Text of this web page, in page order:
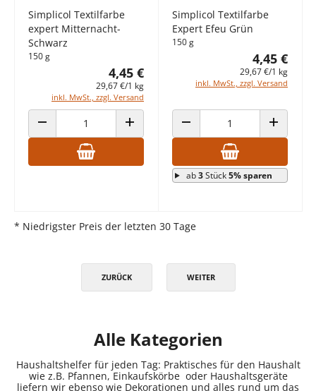
Simplicol Textilfarbe
expert Mitternacht-
Schwarz
150 g
4,45 €
29,67 €/1 kg
inkl. MwSt., zzgl. Versand
ANZAHL VERRINGERN ANZAHL ERHÖHEN
Simplicol Textilfarbe
Expert Efeu Grün
150 g
4,45 €
29,67 €/1 kg
inkl. MwSt., zzgl. Versand
ANZAHL VERRINGERN ANZAHL
ab3Stück5% sparen
* Niedrigster Preis der letzten 30 Tage
ZURÜCK WEITER
Alle Kategorien
Haushaltshelfer für jeden Tag: Praktisches für den Haushalt
wie z.B. Pfannen, Einkaufskörbe oder Haushaltsgeräte
liefern wir ebenso wie Dekorationen und alles rund um das